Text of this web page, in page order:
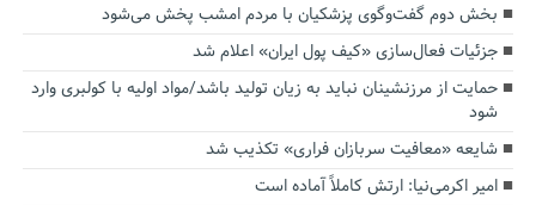
بخش دوم گفت‌وگوی پزشکیان با مردم امشب پخش می‌شود
جزئیات فعال‌سازی «کیف پول ایران» اعلام شد
حمایت از مرزنشینان نباید به زیان تولید باشد/مواد اولیه با کولبری وارد
شود
شایعه «معافیت سربازان فراری» تکذیب شد
امیر اکرمی‌نیا: ارتش کاملاً آماده است